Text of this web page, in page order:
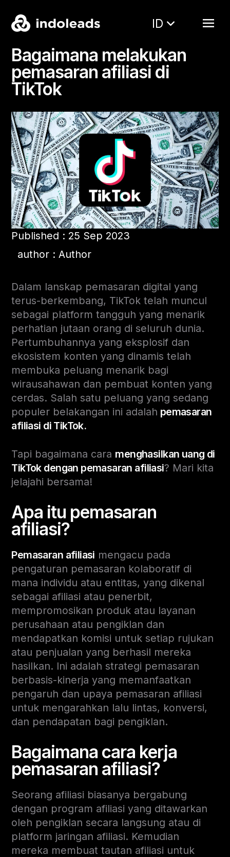
ID
Bagaimana melakukan
pemasaran afiliasi di
TikTok
Published : 25 Sep 2023
author : Author
Dalam lanskap pemasaran digital yang
terus-berkembang, TikTok telah muncul
sebagai platform tangguh yang menarik
perhatian jutaan orang di seluruh dunia.
Pertumbuhannya yang eksplosif dan
ekosistem konten yang dinamis telah
membuka peluang menarik bagi
wirausahawan dan pembuat konten yang
cerdas. Salah satu peluang yang sedang
populer belakangan ini adalah pemasaran
afiliasi di TikTok.
Tapi bagaimana cara menghasilkan uang di
TikTok dengan pemasaran afiliasi? Mari kita
jelajahi bersama!
Apa itu pemasaran
afiliasi?
Pemasaran afiliasi mengacu pada
pengaturan pemasaran kolaboratif di
mana individu atau entitas, yang dikenal
sebagai afiliasi atau penerbit,
mempromosikan produk atau layanan
perusahaan atau pengiklan dan
mendapatkan komisi untuk setiap rujukan
atau penjualan yang berhasil mereka
hasilkan. Ini adalah strategi pemasaran
berbasis-kinerja yang memanfaatkan
pengaruh dan upaya pemasaran afiliasi
untuk mengarahkan lalu lintas, konversi,
dan pendapatan bagi pengiklan.
Bagaimana cara kerja
pemasaran afiliasi?
Seorang afiliasi biasanya bergabung
dengan program afiliasi yang ditawarkan
oleh pengiklan secara langsung atau di
platform jaringan afiliasi. Kemudian
mereka membuat tautan afiliasi untuk